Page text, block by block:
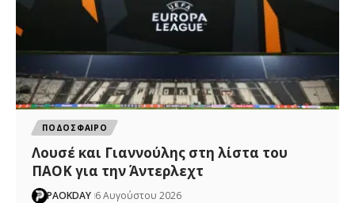
ΠΟΔΟΣΦΑΙΡΟ
Λουσέ και Γιαννούλης στη λίστα του
ΠΑΟΚ για την Άντερλεχτ
PAOKDAY 6 Αυγούστου 2026